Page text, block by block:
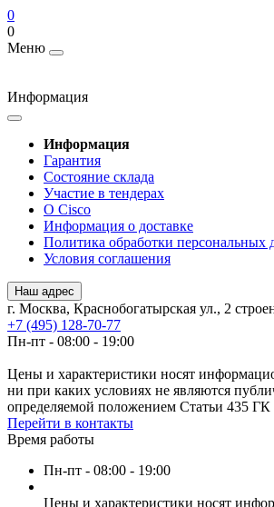
0
0
Меню
Информация
Информация
Гарантия
Состояние склада
Участие в тендерах
О Cisco
Информация о доставке
Политика обработки персональных
Условия соглашения
Наш адрес
г. Москва, Краснобогатырская ул., 2
+7 (495) 128-70-77
Пн-пт - 08:00 - 19:00
Цены и характеристики носят
ни при каких условиях не являются
определяемой положением Статьи 435
Перейти в контакты
Время работы
Пн-пт - 08:00 - 19:00
Цены и характеристики носят